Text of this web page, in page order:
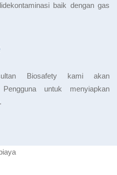
baik dengan gas
Biosafety kami akan
untuk menyiapkan